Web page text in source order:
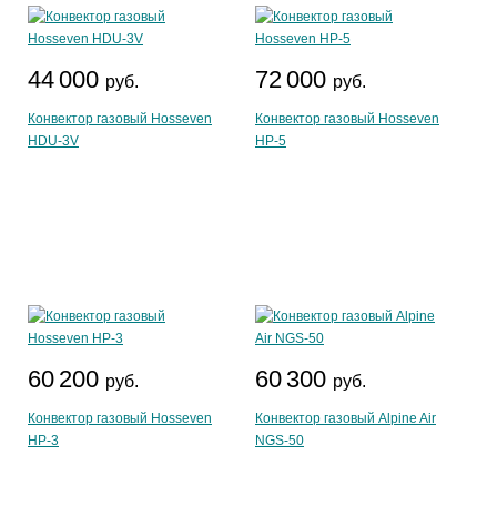
44 000 руб.
Конвектор газовый Hosseven
HDU-3V
72 000 руб.
Конвектор газовый Hosseven
HP-5
60 200 руб.
Конвектор газовый Hosseven
HP-3
60 300 руб.
Конвектор газовый Alpine Air
NGS-50